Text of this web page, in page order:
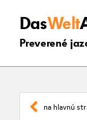
DasWelt
Preverené
na hlavnú